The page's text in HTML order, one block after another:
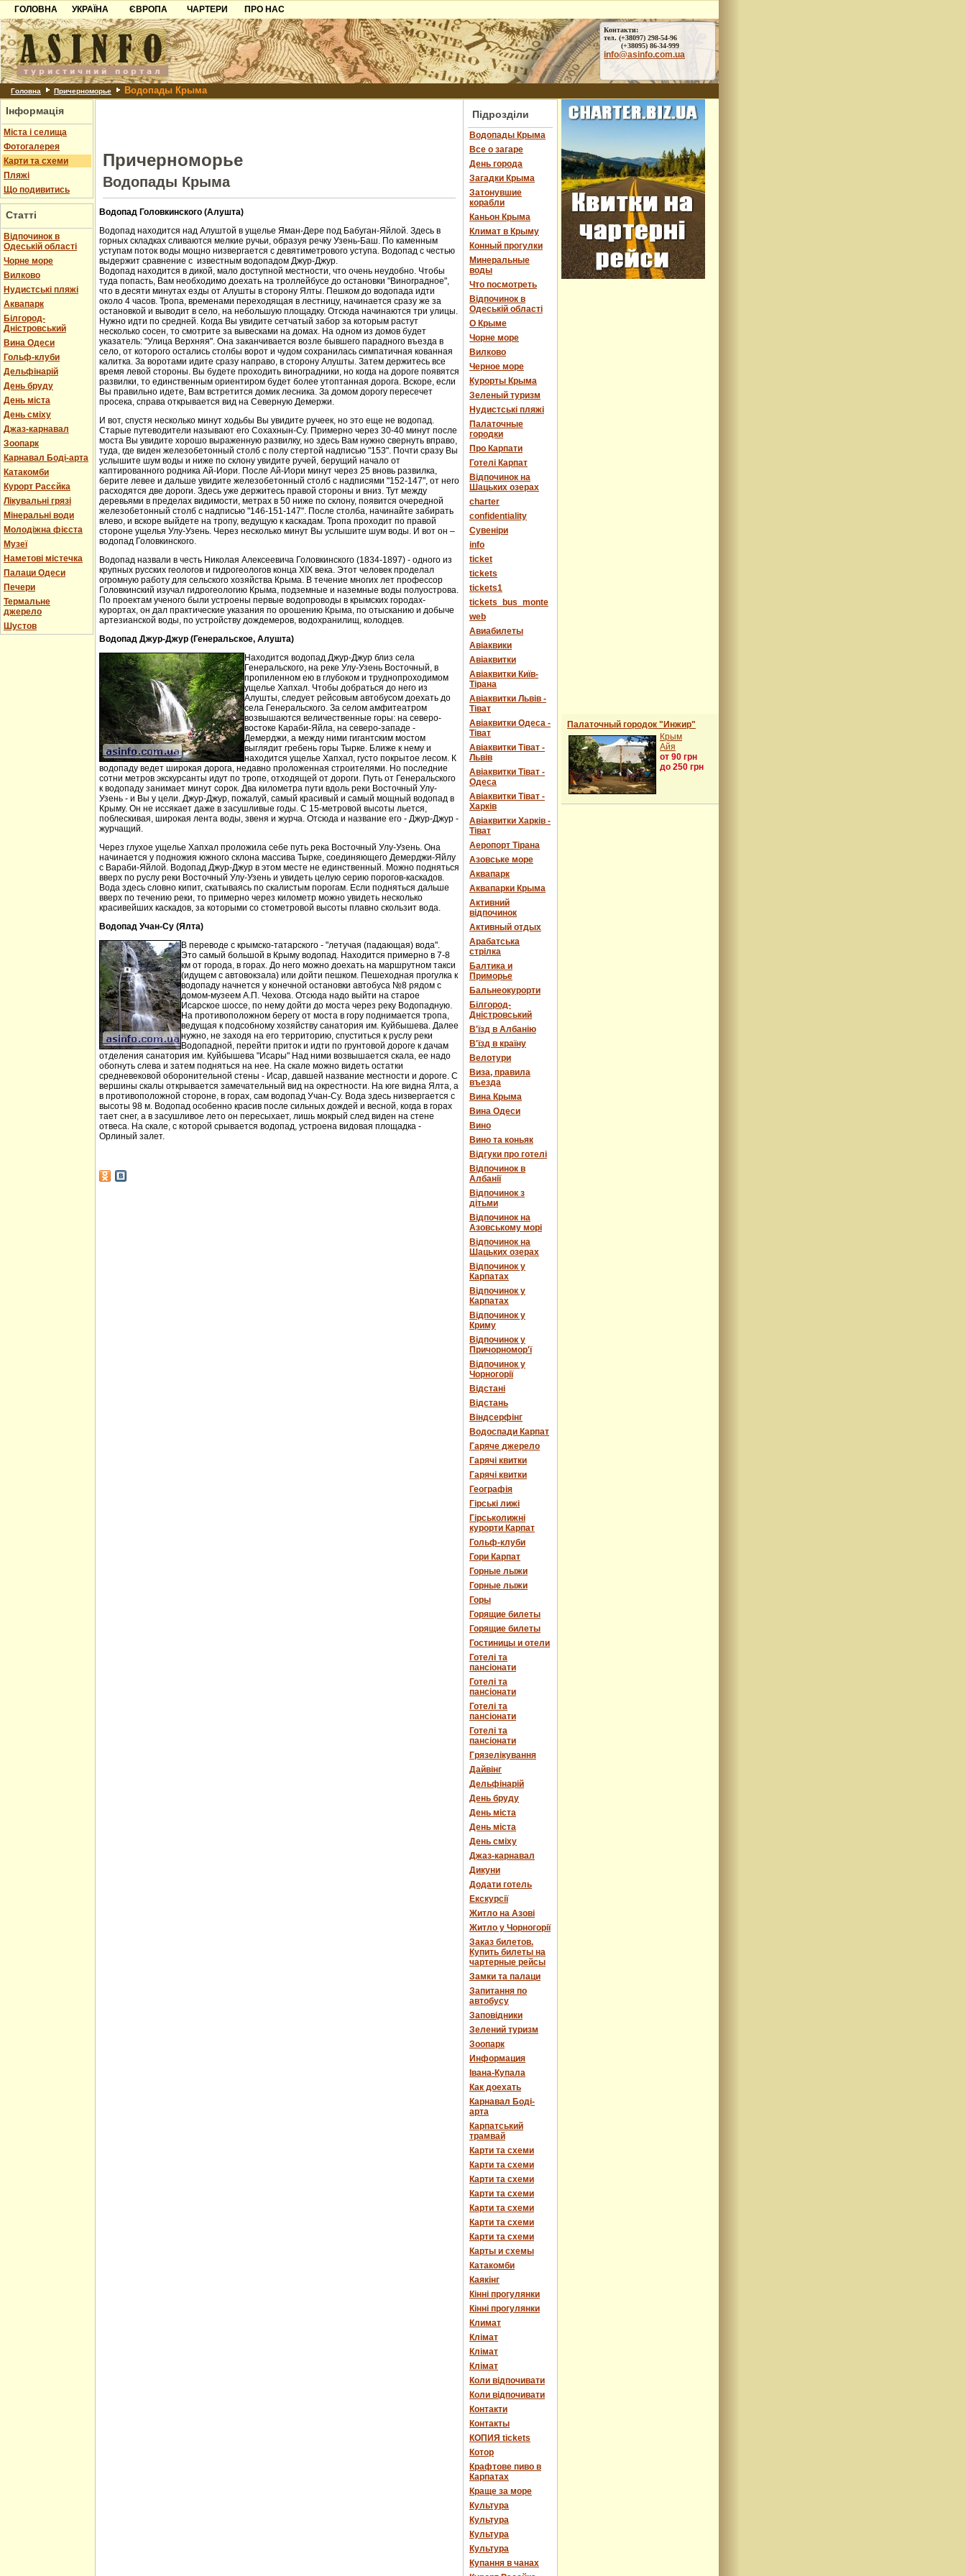
ГОЛОВНА
УКРАЇНА
Карпати
Азов
Причорноморря
Шацьк
ЄВРОПА
Чорногорія
Хорватія
Болгарія
Албанія
ЧАРТЕРИ
ПРО НАС
Контакти
Партнерам
Додати готель
Контакти:
тел. (+38097) 298-54-96
(+38095) 86-34-999
info@asinfo.com.ua
Головна Причерноморье Водопады Крыма
Інформація
Міста і селища
Фотогалерея
Карти та схеми
Пляжі
Що подивитись
Статті
Відпочинок в
Одеській області
Чорне море
Вилково
Нудистські пляжі
Аквапарк
Білгород-
Дністровський
Вина Одеси
Гольф-клуби
Дельфінарій
День бруду
День міста
День сміху
Джаз-карнавал
Зоопарк
Карнавал Боді-арта
Катакомби
Курорт Расєйка
Лікувальні грязі
Мінеральні води
Молодіжна фієста
Музеї
Наметові містечка
Палаци Одеси
Печери
Термальне
джерело
Шустов
Причерноморье
Водопады Крыма
Водопад Головкинского (Алушта)
Водопад находится над Алуштой в ущелье Яман-Дере под Бабуган-Яйлой. Здесь в
горных складках сливаются мелкие ручьи, образуя речку Узень-Баш. По каменным
уступам поток воды мощно низвергается с девятиметрового уступа. Водопад с честью
выдержит сравнение с известным водопадом Джур-Джур.
Водопад находится в дикой, мало доступной местности, что очень неудобно. Чтобы
туда попасть, Вам необходимо доехать на троллейбусе до остановки "Виноградное",
что в десяти минутах езды от Алушты в сторону Ялты. Пешком до водопада идти
около 4 часов. Тропа, временами переходящая в лестницу, начинается сразу же за
остановкой и выводит в село, на небольшую площадку. Отсюда начинаются три улицы.
Нужно идти по средней. Когда Вы увидите сетчатый забор за которым растут
несколько сосен, то смотрите за вывесками на домах. На одном из домов будет
указатель: "Улица Верхняя". Она заканчивается возле бывшего парадного въезда в
село, от которого остались столбы ворот и чудом сохранилась симпатичная кованная
калитка. За воротами идите сразу направо, в сторону Алушты. Затем держитесь все
время левой стороны. Вы будете проходить виноградники, но когда на дороге появятся
развилки, то единственным ориентиром будет более утоптанная дорога. Вскоре, если
Вы правильно идете, Вам встретится домик лесника. За домом дорогу пересечет
просека, справа открывается вид на Северную Демержи.
И вот, спустя несколько минут ходьбы Вы увидите ручеек, но это еще не водопад.
Старые путеводители называют его Сохахнын-Су. Примерно через 30-40 минут после
моста Вы увидите хорошо выраженную развилку, но здесь Вам нужно свернуть вправо,
туда, где виден железобетонный столб с полу стертой надписью "153". Почти сразу Вы
услышите шум воды и ниже по склону увидите ручей, берущий начало от
каптированного родника Ай-Иори. После Ай-Иори минут через 25 вновь развилка,
берите левее и дальше увидите железобетонный столб с надписями "152-147", от него
расходятся две дороги. Здесь уже держитесь правой стороны и вниз. Тут между
деревьями в пределах видимости, метрах в 50 ниже по склону, появится очередной
железобетонный столб с надписью "146-151-147". После столба, начинайте забирать
влево, и вскоре выйдете на тропу, ведущую к каскадам. Тропа проходит по правой
стороне ущелья Улу-Узень. Через несколько минут Вы услышите шум воды. И вот он –
водопад Головкинского.
Водопад назвали в честь Николая Алексеевича Головкинского (1834-1897) - одного из
крупных русских геологов и гидрогеологов конца XIX века. Этот человек проделал
огромную работу для сельского хозяйства Крыма. В течение многих лет профессор
Головкинский изучал гидрогеологию Крыма, подземные и наземные воды полуострова.
По проектам ученого были устроены первые водопроводы в крымских городах-
курортах, он дал практические указания по орошению Крыма, по отысканию и добыче
артезианской воды, по устройству дождемеров, водохранилищ, колодцев.
Водопад Джур-Джур (Генеральское, Алушта)
Находится водопад Джур-Джур близ села
Генеральского, на реке Улу-Узень Восточный, в
пропиленном ею в глубоком и труднопроходимом
ущелье Хапхал. Чтобы добраться до него из
Алушты, следует рейсовым автобусом доехать до
села Генеральского. За селом амфитеатром
возвышаются величественные горы: на северо-
востоке Караби-Яйла, на северо-западе -
Демерджи, а между ними гигантским мостом
выглядит гребень горы Тырке. Ближе к нему и
находится ущелье Хапхал, густо покрытое лесом. К
водопаду ведет широкая дорога, недавно проложенная строителями. Но последние
сотни метров экскурсанты идут по тропе, отходящей от дороги. Путь от Генеральского
к водопаду занимает минут сорок. Два километра пути вдоль реки Восточный Улу-
Узень - и Вы у цели. Джур-Джур, пожалуй, самый красивый и самый мощный водопад в
Крыму. Он не иссякает даже в засушливые годы. С 15-метровой высоты льется,
поблескивая, широкая лента воды, звеня и журча. Отсюда и название его - Джур-Джур -
журчащий.
Через глухое ущелье Хапхал проложила себе путь река Восточный Улу-Узень. Она
начинается у подножия южного склона массива Тырке, соединяющего Демерджи-Яйлу
с Вараби-Яйлой. Водопад Джур-Джур в этом месте не единственный. Можно подняться
вверх по руслу реки Восточный Улу-Узень и увидеть целую серию порогов-каскадов.
Вода здесь словно кипит, скатываясь по скалистым порогам. Если подняться дальше
вверх по течению реки, то примерно через километр можно увидеть несколько
красивейших каскадов, за которыми со стометровой высоты плавно скользит вода.
Водопад Учан-Су (Ялта)
В переводе с крымско-татарского - "летучая (падающая) вода".
Это самый большой в Крыму водопад. Находится примерно в 7-8
км от города, в горах. До него можно доехать на маршрутном такси
(идущем с автовокзала) или дойти пешком. Пешеходная прогулка к
водопаду начнется у конечной остановки автобуса №8 рядом с
домом-музеем А.П. Чехова. Отсюда надо выйти на старое
Исарское шоссе, по нему дойти до моста через реку Водопадную.
На противоположном берегу от моста в гору поднимается тропа,
ведущая к подсобному хозяйству санатория им. Куйбышева. Далее
нужно, не заходя на его территорию, спуститься к руслу реки
Водопадной, перейти приток и идти по грунтовой дороге к дачам
отделения санатория им. Куйбышева "Исары" Над ними возвышается скала, ее надо
обогнуть слева и затем подняться на нее. На скале можно видеть остатки
средневековой оборонительной стены - Исар, давшей название местности и дороге. С
вершины скалы открывается замечательный вид на окрестности. На юге видна Ялта, а
в противоположной стороне, в горах, сам водопад Учан-Су. Вода здесь низвергается с
высоты 98 м. Водопад особенно красив после сильных дождей и весной, когда в горах
тает снег, а в засушливое лето он пересыхает, лишь мокрый след виден на стене
отвеса. На скале, с которой срывается водопад, устроена видовая площадка -
Орлиный залет.
Підрозділи
Водопады Крыма
Все о загаре
День города
Загадки Крыма
Затонувшие
корабли
Каньон Крыма
Климат в Крыму
Конный прогулки
Минеральные
воды
Что посмотреть
Відпочинок в
Одеській області
О Крыме
Чорне море
Вилково
Черное море
Курорты Крыма
Зеленый туризм
Нудистські пляжі
Палаточные
городки
Про Карпати
Готелі Карпат
Відпочинок на
Шацьких озерах
charter
confidentiality
Cувеніри
info
ticket
tickets
tickets1
tickets_bus_monte
web
Авиабилеты
Авіаквики
Авіаквитки
Авіаквитки Київ-
Тірана
Авіаквитки Львів -
Тіват
Авіаквитки Одеса -
Тіват
Авіаквитки Тіват -
Львів
Авіаквитки Тіват -
Одеса
Авіаквитки Тіват -
Харків
Авіаквитки Харків -
Тіват
Аеропорт Тірана
Азовське море
Аквапарк
Аквапарки Крыма
Активний
відпочинок
Активный отдых
Арабатська
стрілка
Балтика и
Приморье
Бальнеокурорти
Білгород-
Дністровський
В'їзд в Албанію
В'їзд в країну
Велотури
Виза, правила
въезда
Вина Крыма
Вина Одеси
Вино
Вино та коньяк
Відгуки про готелі
Відпочинок в
Албанії
Відпочинок з
дітьми
Відпочинок на
Азовському морі
Відпочинок на
Шацьких озерах
Відпочинок у
Карпатах
Відпочинок у
Карпатах
Відпочинок у
Криму
Відпочинок у
Причорномор'ї
Відпочинок у
Чорногорії
Відстані
Відстань
Віндсерфінг
Водоспади Карпат
Гаряче джерело
Гарячі квитки
Гарячі квитки
Географія
Гірські лижі
Гірськолижні
курорти Карпат
Гольф-клуби
Гори Карпат
Горные лыжи
Горные лыжи
Горы
Горящие билеты
Горящие билеты
Гостиницы и отели
Готелі та
пансіонати
Готелі та
пансіонати
Готелі та
пансіонати
Готелі та
пансіонати
Грязелікування
Дайвінг
Дельфінарій
День бруду
День міста
День міста
День сміху
Джаз-карнавал
Дикуни
Додати готель
Екскурсії
Житло на Азові
Житло у Чорногорії
Заказ билетов.
Купить билеты на
чартерные рейсы
Замки та палаци
Запитання по
автобусу
Заповідники
Зелений туризм
Зоопарк
Информация
Івана-Купала
Как доехать
Карнавал Боді-
арта
Карпатський
трамвай
Карти та схеми
Карти та схеми
Карти та схеми
Карти та схеми
Карти та схеми
Карти та схеми
Карти та схеми
Карты и схемы
Катакомби
Каякінг
Кінні прогулянки
Кінні прогулянки
Климат
Клімат
Клімат
Клімат
Коли відпочивати
Коли відпочивати
Контакти
Контакты
КОПИЯ tickets
Котор
Крафтове пиво в
Карпатах
Краще за море
Культура
Культура
Культура
Культура
Купання в чанах
Палаточный городок "Инжир"
Крым
Айя
от 90 грн
до 250 грн